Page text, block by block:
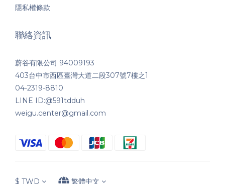
隱私權條款
聯絡資訊
蔚谷有限公司 94009193
403台中市西區臺灣大道二段307號7樓之1
04-2319-8810
LINE ID:@591tdduh
weigu.center@gmail.com
$ TWD 繁體中文